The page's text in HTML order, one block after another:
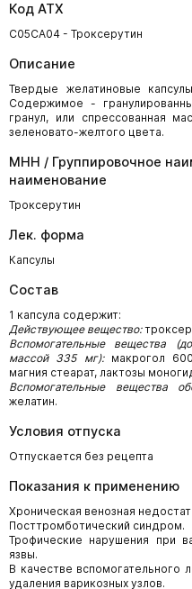
Код АТХ
C05CA04 - Троксерутин
Описание
Твердые желатиновые
Содержимое -
гранул, или спрессованная
зеленовато-желтого цвета.
МНН / Группировочное
наименование
Троксерутин
Лек. форма
Капсулы
Состав
1 капсула содержит:
Действующее вещество:
Вспомогательные вещества
массой 335 мг):макрогол
магния стеарат, лактозы
Вспомогательные вещества
желатин.
Условия отпуска
Отпускается без рецепта
Показания к применению
Хроническая венозная
Посттромботический синдром.
Трофические нарушения при
язвы.
В качестве вспомогательного
удаления варикозных узлов.